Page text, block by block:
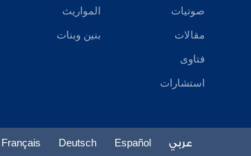
صوتيات
مقالات
فتاوى
استشارات
المواريث
بنين وبنات
عربي Español
Deutsch
Français